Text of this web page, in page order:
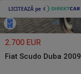
2.700 EUR
Fiat Scudo Duba 2009